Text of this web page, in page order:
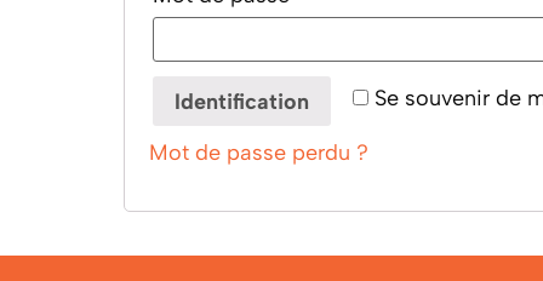
Se souvenir de
Identification
Mot de passe perdu ?